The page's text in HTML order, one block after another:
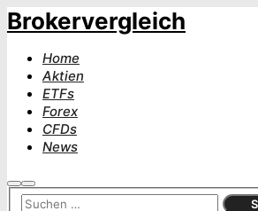
Brokervergleich
Home
Aktien
ETFs
Forex
CFDs
News
Suchen
Hauptmenü